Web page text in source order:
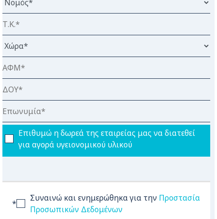
Επιθυμώ η δωρεά της εταιρείας μας να διατεθεί
για αγορά υγειονομικού υλικού
*
Συναινώ και ενημερώθηκα για την Προστασία
Προσωπικών Δεδομένων